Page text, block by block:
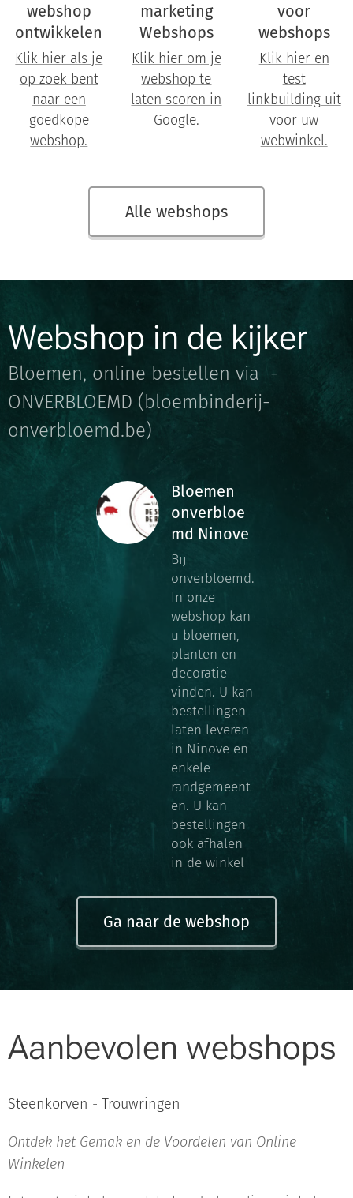
webshop
ontwikkelen
Klik hier als je
op zoek bent
naar een
goedkope
webshop.
marketing
Webshops
Klik hier om je
webshop te
laten scoren in
Google.
voor
webshops
Klik hier en
test
linkbuilding uit
voor uw
webwinkel.
Alle webshops
Webshop in de kijker
Bloemen, online bestellen via -
ONVERBLOEMD (bloembinderij-
onverbloemd.be)
Bloemen
onverbloe
md Ninove
Bij
onverbloemd.
In onze
webshop kan
u bloemen,
planten en
decoratie
vinden. U kan
bestellingen
laten leveren
in Ninove en
enkele
randgemeent
en. U kan
bestellingen
ook afhalen
in de winkel
Ga naar de webshop
Aanbevolen webshops
Steenkorven - Trouwringen
Ontdek het Gemak en de Voordelen van Online
Winkelen